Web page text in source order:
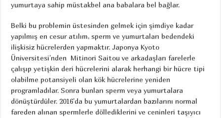
yumurtaya sahip müstakbel ana babalara bel bağlar.
Belki bu problemin üstesinden gelmek için şimdiye kadar
yapılmış en cesur atılım, sperm ve yumurtaları bedendeki
ilişkisiz hücrelerden yapmaktır. Japonya Kyoto
Üniversitesi’nden Mitinori Saitou ve arkadaşları farelerle
çalışıp yetişkin deri hücrelerini alarak herhangi bir hücre tipi
olabilme potansiyeli olan kök hücrelerine yeniden
programladılar. Sonra bunları sperm veya yumurtalara
dönüştürdüler. 2016’da bu yumurtalardan bazılarını normal
fareden alınan spermlerle döllediklerini ve ceninleri taşıyıcı